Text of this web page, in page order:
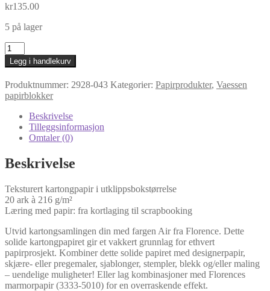
kr135.00
5 på lager
Florence
•
Cardstock
Paper
216g
Texture
12x12in
Legg i handlekurv
Produktnummer: 2928-043 Kategorier: Papirprodukter, Vaessen
papirblokker
Beskrivelse
Tilleggsinformasjon
Omtaler (0)
Beskrivelse
Teksturert kartongpapir i utklippsbokstørrelse
20 ark à 216 g/m²
Læring med papir: fra kortlaging til scrapbooking
Utvid kartongsamlingen din med fargen Air fra Florence. Dette
solide kartongpapiret gir et vakkert grunnlag for ethvert
papirprosjekt. Kombiner dette solide papiret med designerpapir,
skjære- eller pregemaler, sjablonger, stempler, blekk og/eller maling
– uendelige muligheter! Eller lag kombinasjoner med Florences
marmorpapir (3333-5010) for en overraskende effekt.